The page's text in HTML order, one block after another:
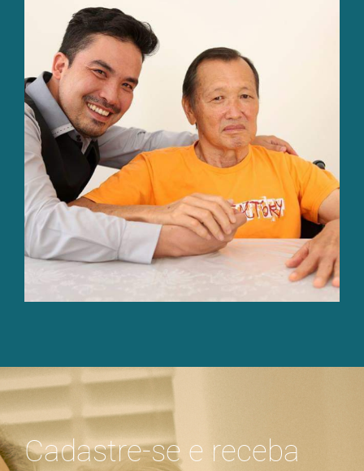
Cadastre-se e receba